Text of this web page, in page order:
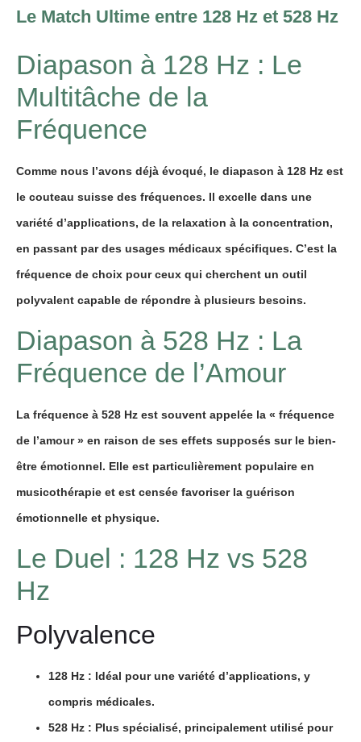
Le Match Ultime entre 128 Hz et 528 Hz
Diapason à 128 Hz : Le
Multitâche de la
Fréquence
Comme nous l’avons déjà évoqué, le diapason à 128 Hz est
le couteau suisse des fréquences. Il excelle dans une
variété d’applications, de la relaxation à la concentration,
en passant par des usages médicaux spécifiques. C’est la
fréquence de choix pour ceux qui cherchent un outil
polyvalent capable de répondre à plusieurs besoins.
Diapason à 528 Hz : La
Fréquence de l’Amour
La fréquence à 528 Hz est souvent appelée la « fréquence
de l’amour » en raison de ses effets supposés sur le bien-
être émotionnel. Elle est particulièrement populaire en
musicothérapie et est censée favoriser la guérison
émotionnelle et physique.
Le Duel : 128 Hz vs 528
Hz
Polyvalence
128 Hz : Idéal pour une variété d’applications, y
compris médicales.
528 Hz : Plus spécialisé, principalement utilisé pour